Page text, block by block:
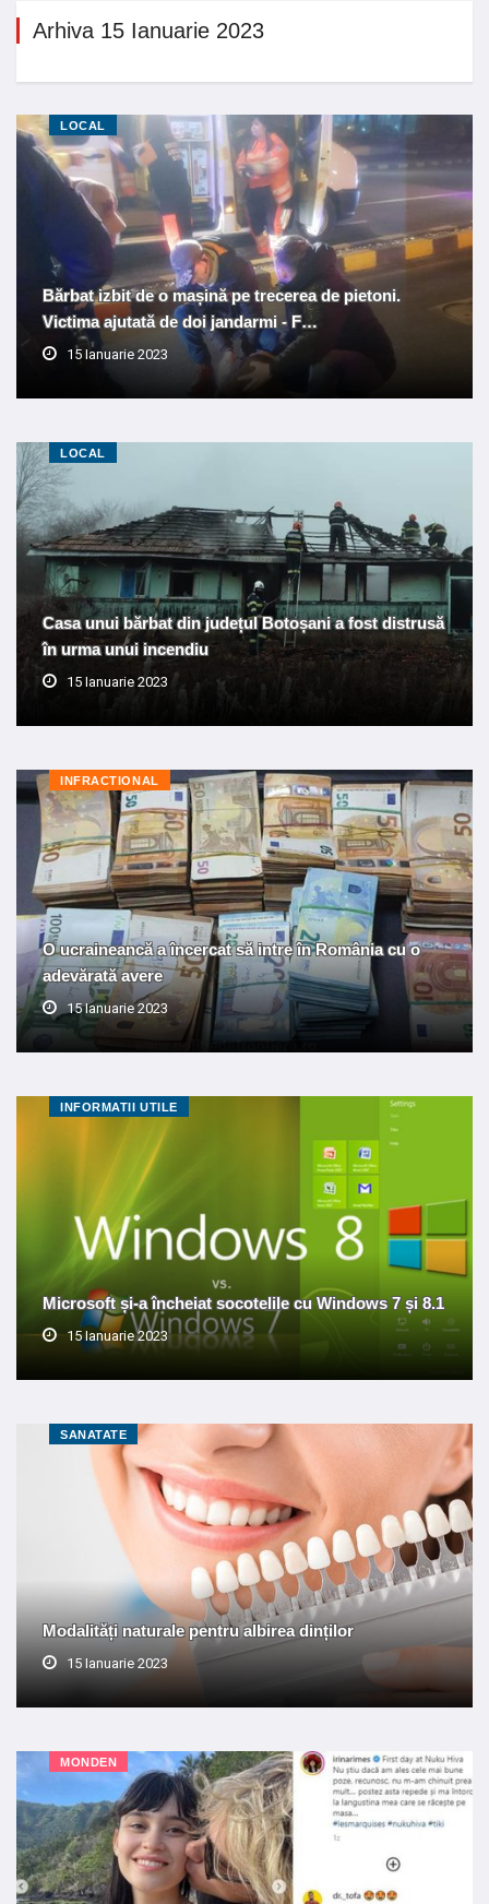
Arhiva 15 Ianuarie 2023
LOCAL
Bărbat izbit de o mașină pe trecerea de pietoni.
Victima ajutată de doi jandarmi - F…
15 Ianuarie 2023
LOCAL
Casa unui bărbat din județul Botoșani a fost distrusă
în urma unui incendiu
15 Ianuarie 2023
INFRACTIONAL
O ucraineancă a încercat să intre în România cu o
adevărată avere
15 Ianuarie 2023
INFORMATII UTILE
Microsoft și-a încheiat socotelile cu Windows 7 și 8.1
15 Ianuarie 2023
SANATATE
Modalități naturale pentru albirea dinților
15 Ianuarie 2023
MONDEN